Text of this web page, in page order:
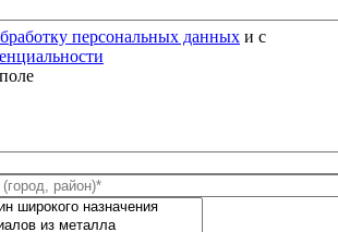
персональных данных и с